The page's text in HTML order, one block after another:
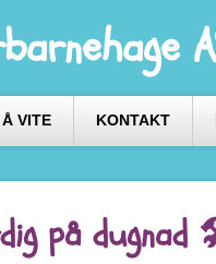
VITE KONTAKT
på dugnad